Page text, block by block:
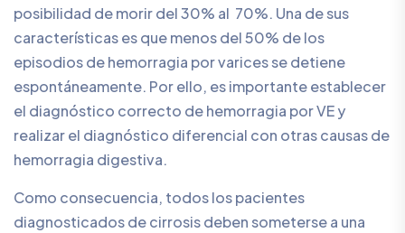
posibilidad de morir del 30% al 70%. Una de sus
características es que menos del 50% de los
episodios de hemorragia por varices se detiene
espontáneamente. Por ello, es importante establecer
el diagnóstico correcto de hemorragia por VE y
realizar el diagnóstico diferencial con otras causas de
hemorragia digestiva.
Como consecuencia, todos los pacientes
diagnosticados de cirrosis deben someterse a una